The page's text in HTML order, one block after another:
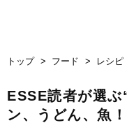
トップ フード レシピ
ESSE読者が選
ン、うどん、魚！